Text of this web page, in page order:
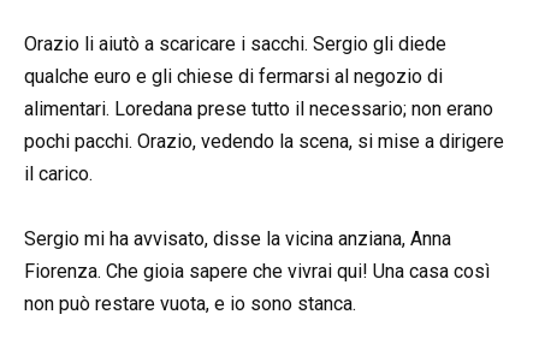
Orazio li aiutò a scaricare i sacchi. Sergio gli diede
qualche euro e gli chiese di fermarsi al negozio di
alimentari. Loredana prese tutto il necessario; non erano
pochi pacchi. Orazio, vedendo la scena, si mise a dirigere
il carico.
Sergio mi ha avvisato, disse la vicina anziana, Anna
Fiorenza. Che gioia sapere che vivrai qui! Una casa così
non può restare vuota, e io sono stanca.